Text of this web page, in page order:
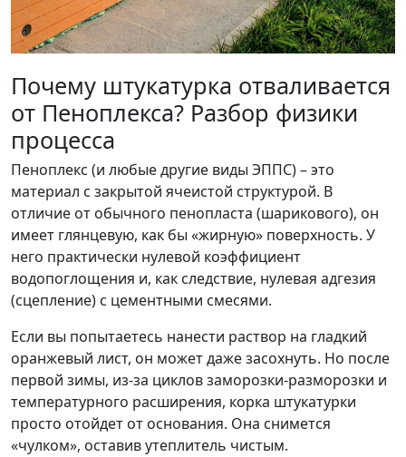
Почему штукатурка отваливается
от Пеноплекса? Разбор физики
процесса
Пеноплекс (и любые другие виды ЭППС) – это
материал с закрытой ячеистой структурой. В
отличие от обычного пенопласта (шарикового), он
имеет глянцевую, как бы «жирную» поверхность. У
него практически нулевой коэффициент
водопоглощения и, как следствие, нулевая адгезия
(сцепление) с цементными смесями.
Если вы попытаетесь нанести раствор на гладкий
оранжевый лист, он может даже засохнуть. Но после
первой зимы, из-за циклов заморозки-разморозки и
температурного расширения, корка штукатурки
просто отойдет от основания. Она снимется
«чулком», оставив утеплитель чистым.